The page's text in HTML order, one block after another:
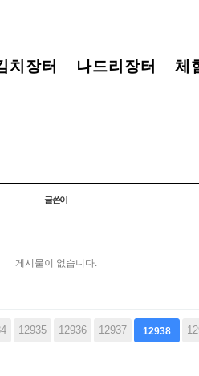
치장터 나드리장터 체
글쓴이
게시물이 없습니다.
12935 12936 12937 12938